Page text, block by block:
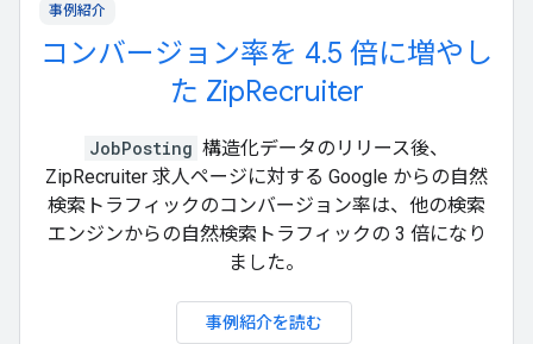
事例紹介
コンバージョン率を 4.5 倍に増やし
た ZipRecruiter
JobPosting 構造化データのリリース後、
ZipRecruiter 求人ページに対する Google からの自然
検索トラフィックのコンバージョン率は、他の検索
エンジンからの自然検索トラフィックの 3 倍になり
ました。
事例紹介を読む